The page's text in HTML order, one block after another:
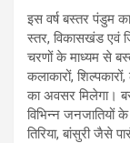
इस वर्ष बस्तर पंडुम
स्तर, विकासखंड एवं
चरणों के माध्यम से
कलाकारों,
का अवसर मिलेगा।
विभिन्न जनजातियों
तिरिया, बांसुरी जैसे